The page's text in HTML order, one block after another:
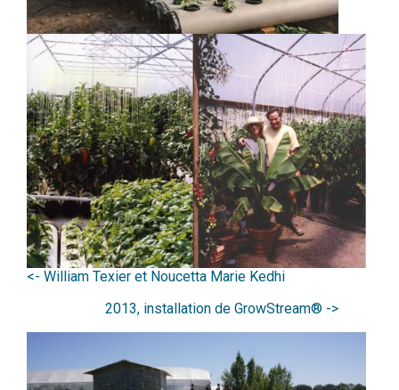
<- William Texier et Noucetta Marie Kedhi
2013, installation de GrowStream® ->